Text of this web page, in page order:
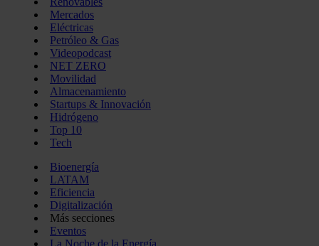
Mercados
Eléctricas
Petróleo & Gas
Videopodcast
NET ZERO
Movilidad
Almacenamiento
Startups & Innovación
Hidrógeno
Top 10
Tech
Bioenergía
LATAM
Eficiencia
Digitalización
Más secciones
Eventos